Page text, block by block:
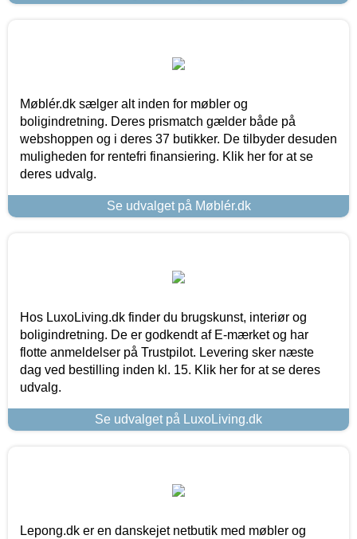
Møblér.dk sælger alt inden for møbler og
boligindretning. Deres prismatch gælder både på
webshoppen og i deres 37 butikker. De tilbyder desuden
muligheden for rentefri finansiering. Klik her for at se
deres udvalg.
Se udvalget på Møblér.dk
Hos LuxoLiving.dk finder du brugskunst, interiør og
boligindretning. De er godkendt af E-mærket og har
flotte anmeldelser på Trustpilot. Levering sker næste
dag ved bestilling inden kl. 15. Klik her for at se deres
udvalg.
Se udvalget på LuxoLiving.dk
Lepong.dk er en danskejet netbutik med møbler og